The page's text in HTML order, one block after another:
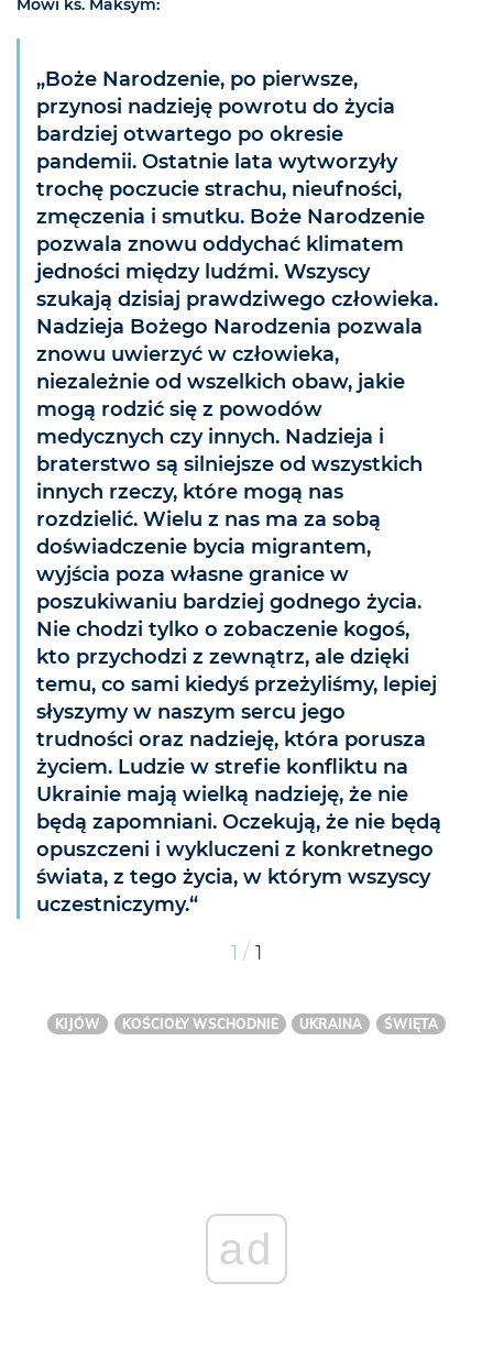
Mówi ks. Maksym:
„Boże Narodzenie, po pierwsze,
przynosi nadzieję powrotu do życia
bardziej otwartego po okresie
pandemii. Ostatnie lata wytworzyły
trochę poczucie strachu, nieufności,
zmęczenia i smutku. Boże Narodzenie
pozwala znowu oddychać klimatem
jedności między ludźmi. Wszyscy
szukają dzisiaj prawdziwego człowieka.
Nadzieja Bożego Narodzenia pozwala
znowu uwierzyć w człowieka,
niezależnie od wszelkich obaw, jakie
mogą rodzić się z powodów
medycznych czy innych. Nadzieja i
braterstwo są silniejsze od wszystkich
innych rzeczy, które mogą nas
rozdzielić. Wielu z nas ma za sobą
doświadczenie bycia migrantem,
wyjścia poza własne granice w
poszukiwaniu bardziej godnego życia.
Nie chodzi tylko o zobaczenie kogoś,
kto przychodzi z zewnątrz, ale dzięki
temu, co sami kiedyś przeżyliśmy, lepiej
słyszymy w naszym sercu jego
trudności oraz nadzieję, która porusza
życiem. Ludzie w strefie konfliktu na
Ukrainie mają wielką nadzieję, że nie
będą zapomniani. Oczekują, że nie będą
opuszczeni i wykluczeni z konkretnego
świata, z tego życia, w którym wszyscy
uczestniczymy.“
1 / 1
KIJÓW KOŚCIOŁY WSCHODNIE UKRAINA ŚWIĘTA
ad